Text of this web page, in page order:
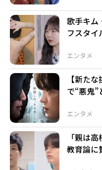
エンタメ
歌手キム
フスタイ
エンタメ
【新た
で“悪鬼”
「親は
教育論に